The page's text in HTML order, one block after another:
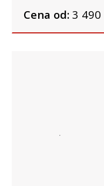
Cena od:3 490